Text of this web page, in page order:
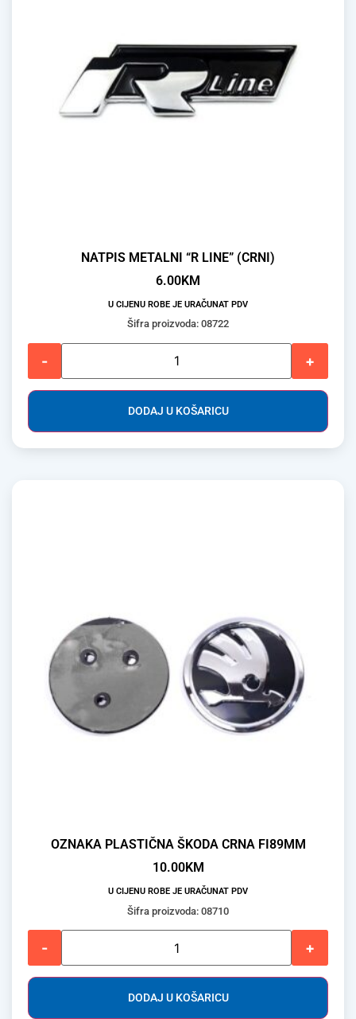
NATPIS METALNI “R LINE” (CRNI)
6.00KM
U CIJENU ROBE JE URAČUNAT PDV
Šifra proizvoda: 08722
- +
DODAJ U KOŠARICU
OZNAKA PLASTIČNA ŠKODA CRNA FI89MM
10.00KM
U CIJENU ROBE JE URAČUNAT PDV
Šifra proizvoda: 08710
- +
DODAJ U KOŠARICU